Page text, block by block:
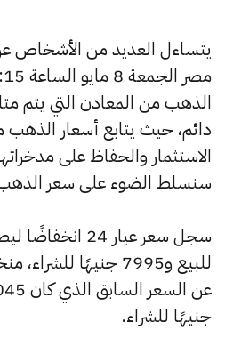
يتساءل العديد من الأشخاص
الذهب من المعادن التي يتم
دائم، حيث يتابع أسعار الذهب
الاستثمار والحفاظ على
سنسلط الضوء على سعر الذهب
جنيهًا للشراء.